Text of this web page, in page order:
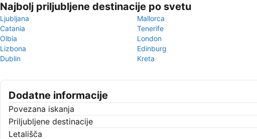
Najbolj priljubljene destinacije po svetu
Ljubljana
Mallorca
Catania
Tenerife
Olbia
London
Lizbona
Edinburg
Dublin
Kreta
Dodatne informacije
Povezana iskanja
Priljubljene destinacije
Letališča